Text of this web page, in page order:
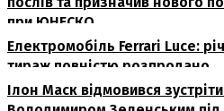
при ЮНЕСКО
Електромобіль Ferrari Luce:
тираж повністю розпродано
Ілон Маск відмовився